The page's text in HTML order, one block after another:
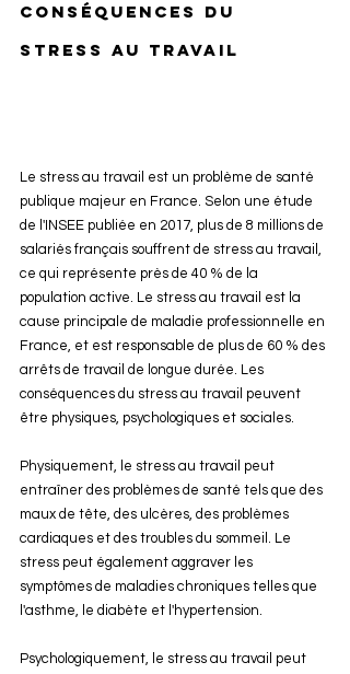
Conséquences du
stress au travail
Le stress au travail est un problème de santé
publique majeur en France. Selon une étude
de l'INSEE publiée en 2017, plus de 8 millions de
salariés français souffrent de stress au travail,
ce qui représente près de 40 % de la
population active. Le stress au travail est la
cause principale de maladie professionnelle en
France, et est responsable de plus de 60 % des
arrêts de travail de longue durée. Les
conséquences du stress au travail peuvent
être physiques, psychologiques et sociales.
Physiquement, le stress au travail peut
entraîner des problèmes de santé tels que des
maux de tête, des ulcères, des problèmes
cardiaques et des troubles du sommeil. Le
stress peut également aggraver les
symptômes de maladies chroniques telles que
l'asthme, le diabète et l'hypertension.
Psychologiquement, le stress au travail peut